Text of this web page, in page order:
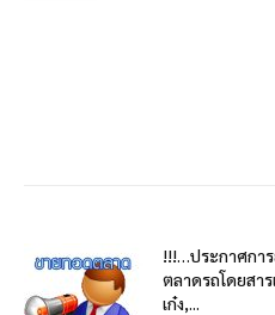
!!!…ประกาศกา
ตลาดรถโดยสา
เก๋ง,...